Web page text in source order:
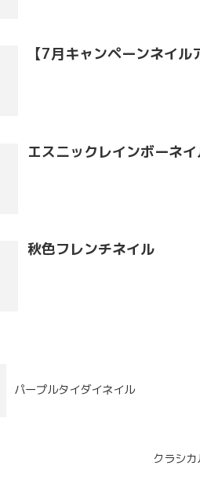
【7月キャンペーンネイ
エスニックレインボーネ
秋色フレンチネイル
パープルタイダイネイル
クラシ